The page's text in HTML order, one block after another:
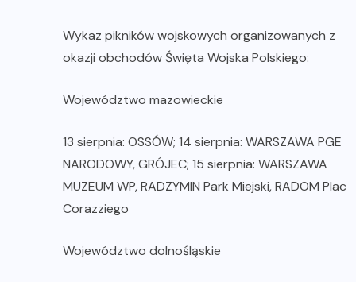
Wykaz pikników wojskowych organizowanych z
okazji obchodów Święta Wojska Polskiego:
Województwo mazowieckie
13 sierpnia: OSSÓW; 14 sierpnia: WARSZAWA PGE
NARODOWY, GRÓJEC; 15 sierpnia: WARSZAWA
MUZEUM WP, RADZYMIN Park Miejski, RADOM Plac
Corazziego
Województwo dolnośląskie